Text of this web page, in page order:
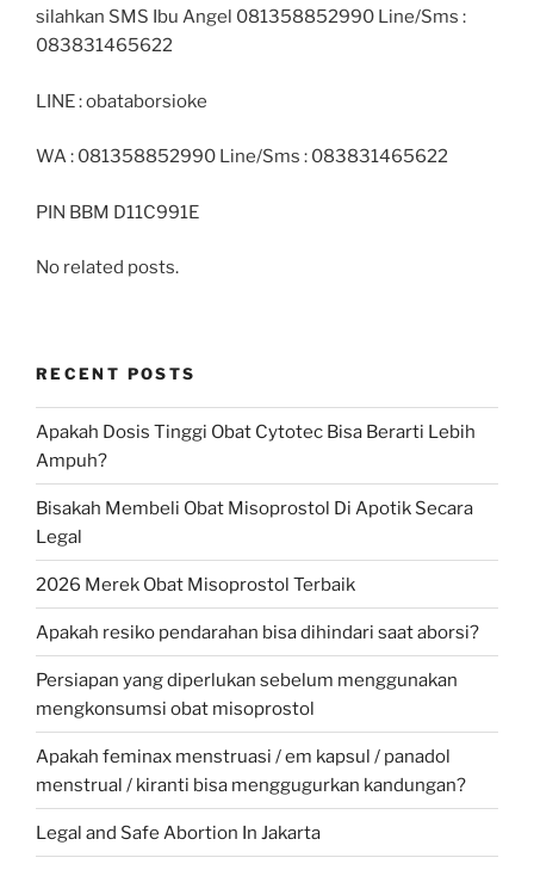
silahkan SMS Ibu Angel 081358852990 Line/Sms :
083831465622
LINE : obataborsioke
WA : 081358852990 Line/Sms : 083831465622
PIN BBM D11C991E
No related posts.
RECENT POSTS
Apakah Dosis Tinggi Obat Cytotec Bisa Berarti Lebih
Ampuh?
Bisakah Membeli Obat Misoprostol Di Apotik Secara
Legal
2026 Merek Obat Misoprostol Terbaik
Apakah resiko pendarahan bisa dihindari saat aborsi?
Persiapan yang diperlukan sebelum menggunakan
mengkonsumsi obat misoprostol
Apakah feminax menstruasi / em kapsul / panadol
menstrual / kiranti bisa menggugurkan kandungan?
Legal and Safe Abortion In Jakarta